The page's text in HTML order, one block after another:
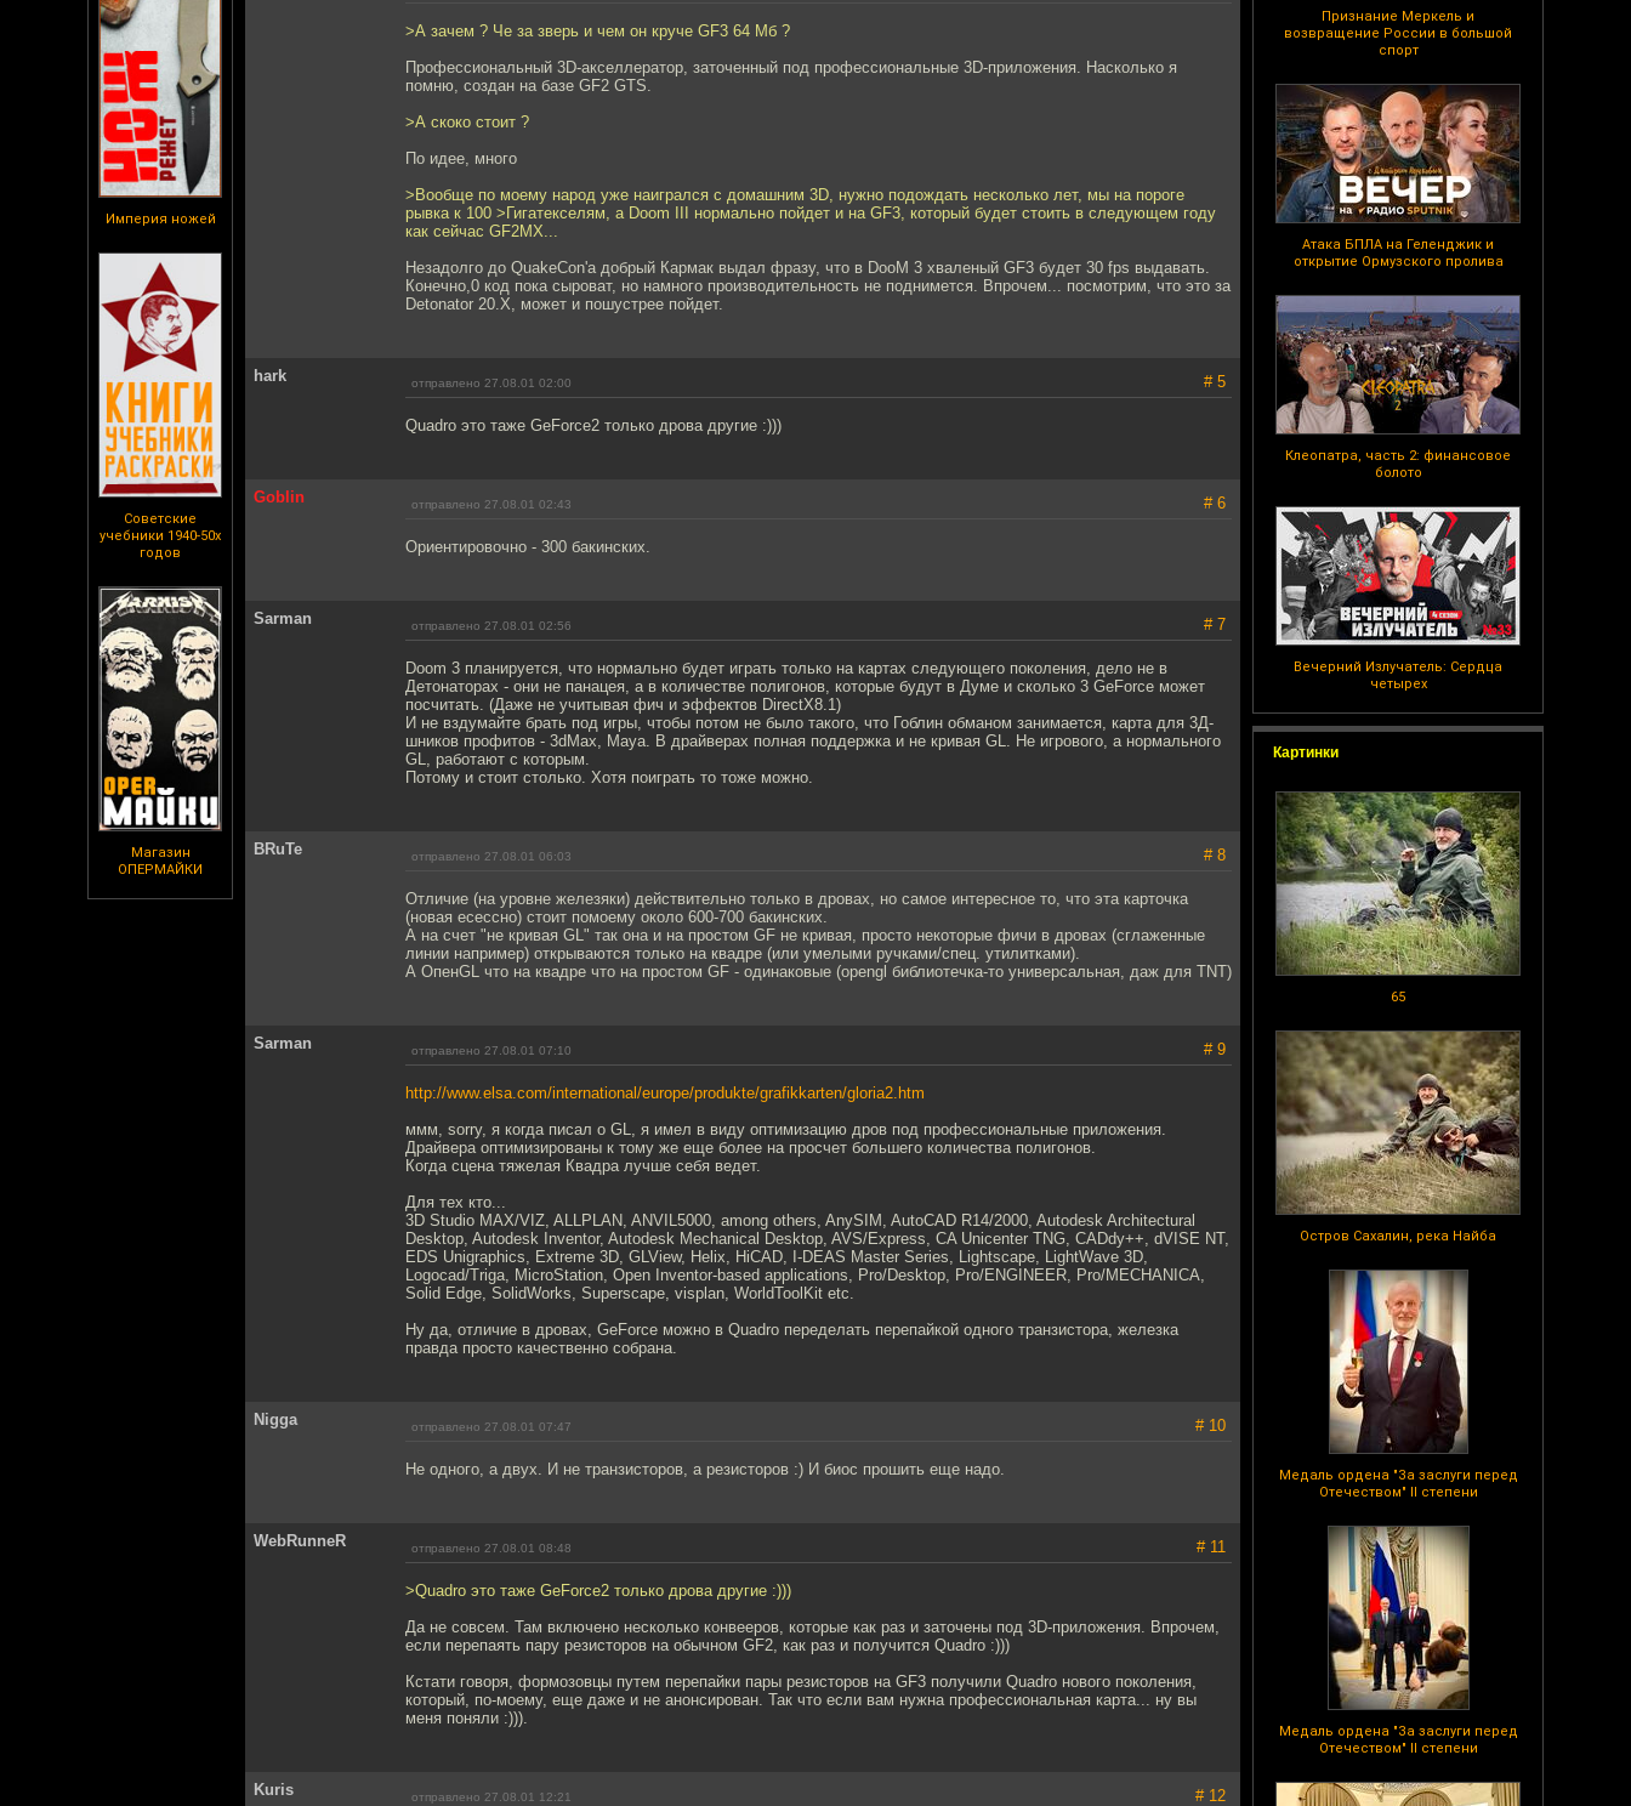
Империя ножей
Советские
учебники 1940-50х
годов
Магазин
ОПЕРМАЙКИ
Признание Меркель и
возвращение России в большой
спорт
Атака БПЛА на Геленджик и
открытие Ормузского пролива
Клеопатра, часть 2: финансовое
болото
Вечерний Излучатель: Сердца
четырех
Картинки
65
Остров Сахалин, река Найба
Медаль ордена "За заслуги перед
Отечеством" II степени
Медаль ордена "За заслуги перед
Отечеством" II степени
>А зачем ? Че за зверь и чем он круче GF3 64 Мб ?
Профессиональный 3D-акселлератор, заточенный под профессиональные 3D-приложения. Насколько я
помню, создан на базе GF2 GTS.
>А скоко стоит ?
По идее, много
>Вообще по моему народ уже наигрался с домашним 3D, нужно подождать несколько лет, мы на пороге
рывка к 100 >Гигатекселям, а Doom III нормально пойдет и на GF3, который будет стоить в следующем году
как сейчас GF2MX...
Незадолго до QuakeCon'а добрый Кармак выдал фразу, что в DooM 3 хваленый GF3 будет 30 fps выдавать.
Конечно,0 код пока сыроват, но намного производительность не поднимется. Впрочем... посмотрим, что это за
Detonator 20.X, может и пошустрее пойдет.
hark отправлено 27.08.01 02:00 # 5
Quadro это таже GeForce2 только дрова другие :)))
Goblin отправлено 27.08.01 02:43 # 6
Ориентировочно - 300 бакинских.
Sarman отправлено 27.08.01 02:56 # 7
Doom 3 планируется, что нормально будет играть только на картах следующего поколения, дело не в
Детонаторах - они не панацея, а в количестве полигонов, которые будут в Думе и сколько 3 GeForce может
посчитать. (Даже не учитывая фич и эффектов DirectX8.1)
И не вздумайте брать под игры, чтобы потом не было такого, что Гоблин обманом занимается, карта для 3Д-
шников профитов - 3dMax, Maya. В драйверах полная поддержка и не кривая GL. Не игрового, а нормального
GL, работают с которым.
Потому и стоит столько. Хотя поиграть то тоже можно.
BRuTe отправлено 27.08.01 06:03 # 8
Отличие (на уровне железяки) действительно только в дровах, но самое интересное то, что эта карточка
(новая есессно) стоит помоему около 600-700 бакинских.
А на счет "не кривая GL" так она и на простом GF не кривая, просто некоторые фичи в дровах (сглаженные
линии например) открываются только на квадре (или умелыми ручками/спец. утилитками).
А ОпенGL что на квадре что на простом GF - одинаковые (opengl библиотечка-то универсальная, даж для TNT)
Sarman отправлено 27.08.01 07:10 # 9
http://www.elsa.com/international/europe/produkte/grafikkarten/gloria2.htm
ммм, sorry, я когда писал о GL, я имел в виду оптимизацию дров под профессиональные приложения.
Драйвера оптимизированы к тому же еще более на просчет большего количества полигонов.
Когда сцена тяжелая Квадра лучше себя ведет.
Для тех кто...
3D Studio MAX/VIZ, ALLPLAN, ANVIL5000, among others, AnySIM, AutoCAD R14/2000, Autodesk Architectural
Desktop, Autodesk Inventor, Autodesk Mechanical Desktop, AVS/Express, CA Unicenter TNG, CADdy++, dVISE NT,
EDS Unigraphics, Extreme 3D, GLView, Helix, HiCAD, I-DEAS Master Series, Lightscape, LightWave 3D,
Logocad/Triga, MicroStation, Open Inventor-based applications, Pro/Desktop, Pro/ENGINEER, Pro/MECHANICA,
Solid Edge, SolidWorks, Superscape, visplan, WorldToolKit etc.
Ну да, отличие в дровах, GeForce можно в Quadro переделать перепайкой одного транзистора, железка
правда просто качественно собрана.
Nigga отправлено 27.08.01 07:47 # 10
Не одного, а двух. И не транзисторов, а резисторов :) И биос прошить еще надо.
WebRunneR отправлено 27.08.01 08:48 # 11
>Quadro это таже GeForce2 только дрова другие :)))
Да не совсем. Там включено несколько конвееров, которые как раз и заточены под 3D-приложения. Впрочем,
если перепаять пару резисторов на обычном GF2, как раз и получится Quadro :)))
Кстати говоря, формозовцы путем перепайки пары резисторов на GF3 получили Quadro нового поколения,
который, по-моему, еще даже и не анонсирован. Так что если вам нужна профессиональная карта... ну вы
меня поняли :))).
Kuris отправлено 27.08.01 12:21 # 12